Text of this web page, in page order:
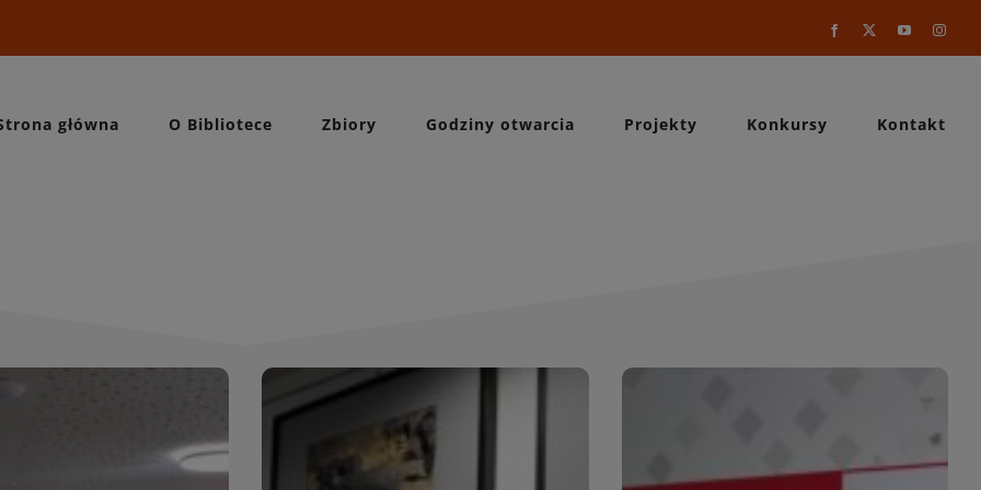
Facebook YouTube
główna O Bibliotece Zbiory Godziny otwarcia Projekty Konkursy Kontakt
Wydarzenia